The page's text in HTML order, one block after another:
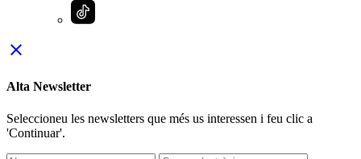
close
Alta Newsletter
Seleccioneu les newsletters que més us interessen i feu clic a
'Continuar'.